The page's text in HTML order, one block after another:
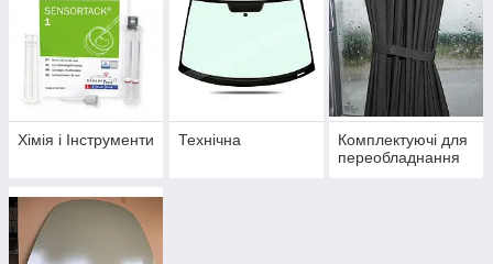
Хімія і Інструменти Технічна
Комплектуючі для
переобладнання